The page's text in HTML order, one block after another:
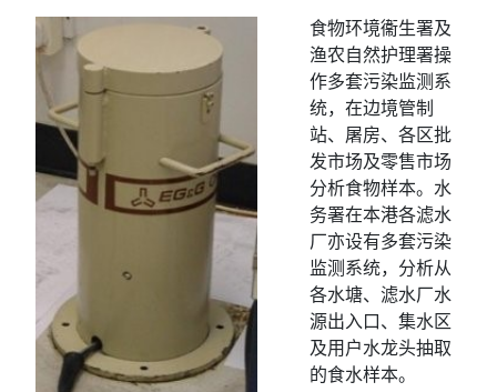
食物环境衞生署及
渔农自然护理署操
作多套污染监测系
统，在边境管制
站、屠房、各区批
发市场及零售市场
分析食物样本。水
务署在本港各滤水
厂亦设有多套污染
监测系统，分析从
各水塘、滤水厂水
源出入口、集水区
及用户水龙头抽取
的食水样本。